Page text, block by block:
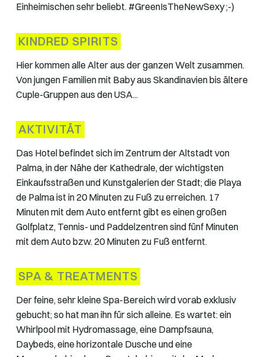
Einheimischen sehr beliebt. #GreenIsTheNewSexy ;-)
KINDRED SPIRITS
Hier kommen alle Alter aus der ganzen Welt zusammen.
Von jungen Familien mit Baby aus Skandinavien bis ältere
Cuple-Gruppen aus den USA...
AKTIVITÄT
Das Hotel befindet sich im Zentrum der Altstadt von
Palma, in der Nähe der Kathedrale, der wichtigsten
Einkaufsstraßen und Kunstgalerien der Stadt; die Playa
de Palma ist in 20 Minuten zu Fuß zu erreichen. 17
Minuten mit dem Auto entfernt gibt es einen großen
Golfplatz, Tennis- und Paddelzentren sind fünf Minuten
mit dem Auto bzw. 20 Minuten zu Fuß entfernt.
SPA & TREATMENTS
Der feine, sehr kleine Spa-Bereich wird vorab exklusiv
gebucht; so hat man ihn für sich alleine. Es wartet: ein
Whirlpool mit Hydromassage, eine Dampfsauna,
Daybeds, eine horizontale Dusche und eine